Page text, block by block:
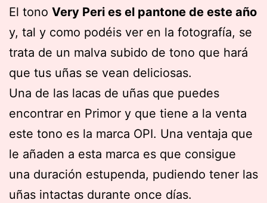
El tono Very Peri es el pantone de este año
y, tal y como podéis ver en la fotografía, se
trata de un malva subido de tono que hará
que tus uñas se vean deliciosas.
Una de las lacas de uñas que puedes
encontrar en Primor y que tiene a la venta
este tono es la marca OPI. Una ventaja que
le añaden a esta marca es que consigue
una duración estupenda, pudiendo tener las
uñas intactas durante once días.